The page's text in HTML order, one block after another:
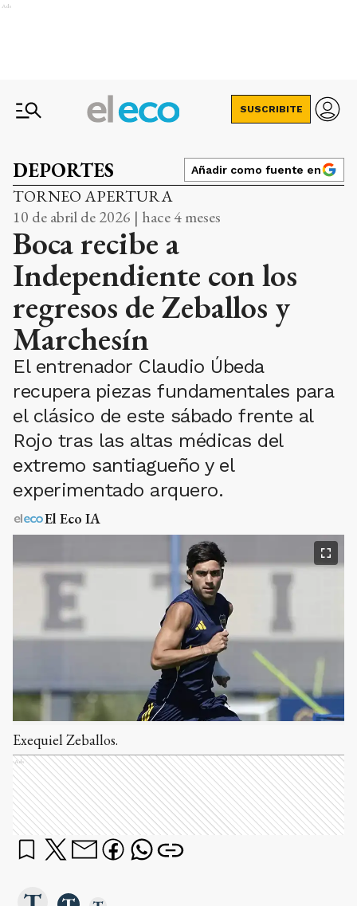
Ads
SUSCRIBITE
DEPORTES Añadir como fuente en
TORNEO APERTURA
10 de abril de 2026 | hace 4 meses
Boca recibe a
Independiente con los
regresos de Zeballos y
Marchesín
El entrenador Claudio Úbeda
recupera piezas fundamentales para
el clásico de este sábado frente al
Rojo tras las altas médicas del
extremo santiagueño y el
experimentado arquero.
El Eco IA
Exequiel Zeballos.
Ads